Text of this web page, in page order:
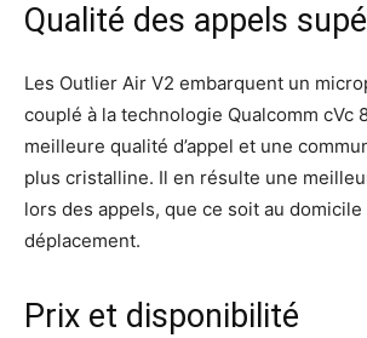
Qualité des appels
Les Outlier Air V2 embarquent un
couplé à la technologie Qualcomm cVc
meilleure qualité d’appel et une
plus cristalline. Il en résulte une
lors des appels, que ce soit au domicile
déplacement.
Prix et disponibilité